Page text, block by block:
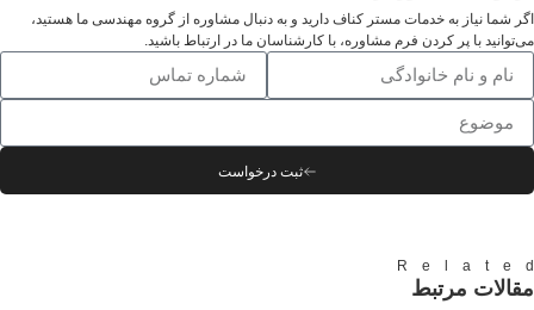
اگر شما نیاز به خدمات مستر کناف دارید و به دنبال مشاوره از گروه مهندسی ما هستید،
می‌توانید با پر کردن فرم مشاوره، با کارشناسان ما در ارتباط باشید.
ثبت درخواست
مقالات مرتبط